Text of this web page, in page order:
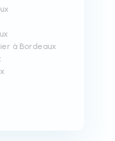
à Bordeaux